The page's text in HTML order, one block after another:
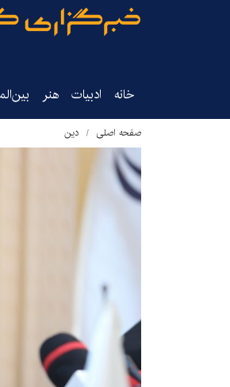
خانه ادبیات هنر
صفحه اصلی دین‌